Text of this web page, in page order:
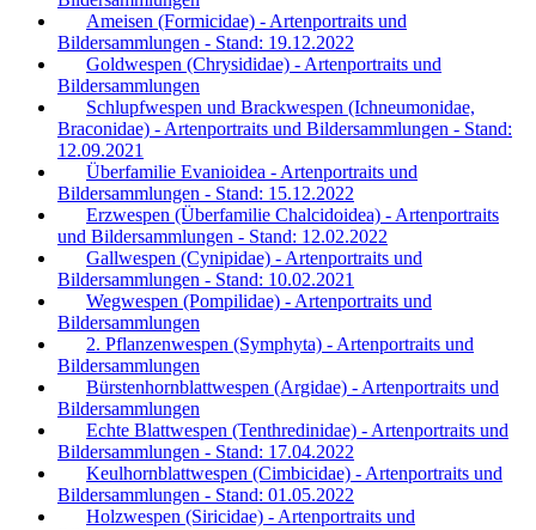
Ameisen (Formicidae) - Artenportraits und
Bildersammlungen - Stand: 19.12.2022
Goldwespen (Chrysididae) - Artenportraits und
Bildersammlungen
Schlupfwespen und Brackwespen (Ichneumonidae,
Braconidae) - Artenportraits und Bildersammlungen - Stand:
12.09.2021
Überfamilie Evanioidea - Artenportraits und
Bildersammlungen - Stand: 15.12.2022
Erzwespen (Überfamilie Chalcidoidea) - Artenportraits
und Bildersammlungen - Stand: 12.02.2022
Gallwespen (Cynipidae) - Artenportraits und
Bildersammlungen - Stand: 10.02.2021
Wegwespen (Pompilidae) - Artenportraits und
Bildersammlungen
2. Pflanzenwespen (Symphyta) - Artenportraits und
Bildersammlungen
Bürstenhornblattwespen (Argidae) - Artenportraits und
Bildersammlungen
Echte Blattwespen (Tenthredinidae) - Artenportraits und
Bildersammlungen - Stand: 17.04.2022
Keulhornblattwespen (Cimbicidae) - Artenportraits und
Bildersammlungen - Stand: 01.05.2022
Holzwespen (Siricidae) - Artenportraits und